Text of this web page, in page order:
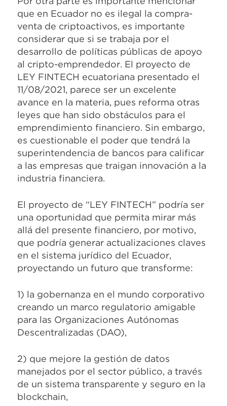
que en Ecuador no es ilegal la compra-
venta de criptoactivos, es importante
considerar que si se trabaja por el
desarrollo de políticas públicas de apoyo
al cripto-emprendedor. El proyecto de
LEY FINTECH ecuatoriana presentado el
11/08/2021, parece ser un excelente
avance en la materia, pues reforma otras
leyes que han sido obstáculos para el
emprendimiento financiero. Sin embargo,
es cuestionable el poder que tendrá la
superintendencia de bancos para calificar
a las empresas que traigan innovación a la
industria financiera.
El proyecto de “LEY FINTECH” podría ser
una oportunidad que permita mirar más
allá del presente financiero, por motivo,
que podría generar actualizaciones claves
en el sistema jurídico del Ecuador,
proyectando un futuro que transforme:
1) la gobernanza en el mundo corporativo
creando un marco regulatorio amigable
para las Organizaciones Autónomas
Descentralizadas (DAO),
2) que mejore la gestión de datos
manejados por el sector público, a través
de un sistema transparente y seguro en la
blockchain,